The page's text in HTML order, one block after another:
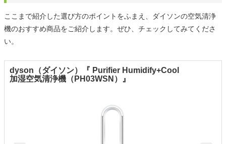
ここまで紹介した選び方のポイントをふまえ、ダイソンの空気清浄
機のおすすめ商品をご紹介します。ぜひ、チェックしてみてくださ
い。
dyson（ダイソン）『 Purifier Humidify+Cool
加湿空気清浄機（PH03WSN）』